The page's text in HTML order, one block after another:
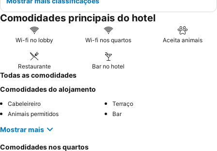
Comodidades principais do hotel
Wi-fi no lobby Wi-fi nos quartos Aceita animais
Restaurante Bar no hotel
Todas as comodidades
Comodidades do alojamento
Cabeleireiro
Terraço
Animais permitidos
Bar
Mostrar mais
Comodidades nos quartos